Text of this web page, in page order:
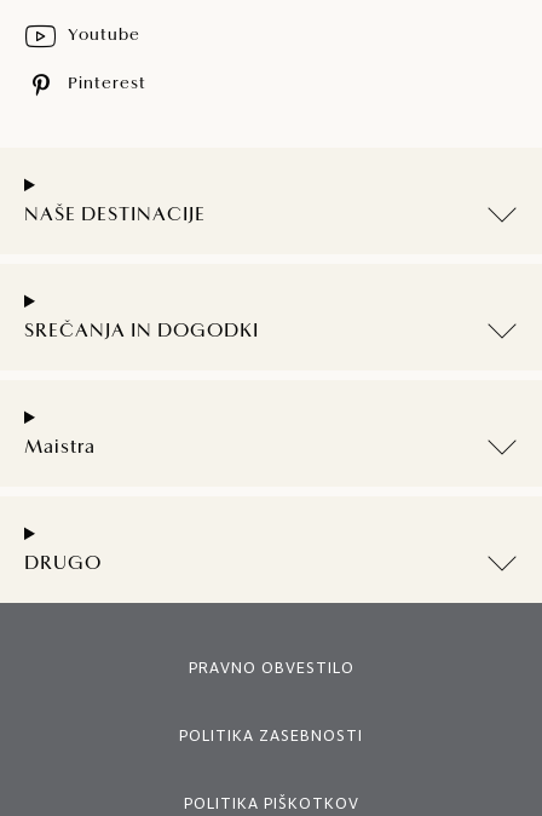
Youtube
Pinterest
NAŠE DESTINACIJE
SREČANJA IN DOGODKI
Maistra
DRUGO
PRAVNO OBVESTILO
POLITIKA ZASEBNOSTI
POLITIKA PIŠKOTKOV